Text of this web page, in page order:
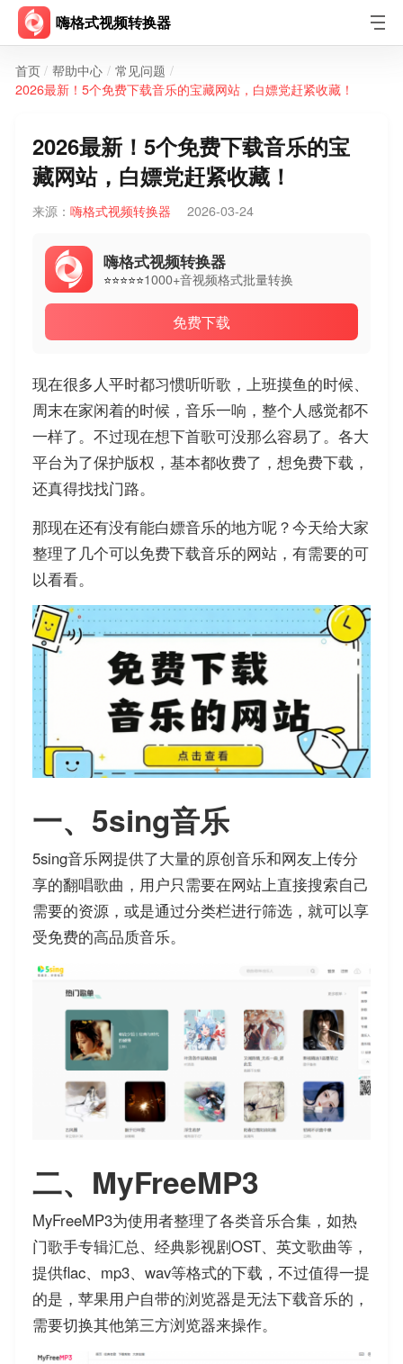
嗨格式视频转换器
首页 / 帮助中心 / 常见问题 /
2026最新！5个免费下载音乐的宝藏网站，白嫖党赶紧收藏！
2026最新！5个免费下载音乐的宝
藏网站，白嫖党赶紧收藏！
来源： 嗨格式视频转换器 2026-03-24
嗨格式视频转换器
⭐⭐⭐⭐⭐1000+音视频格式批量转换
免费下载
现在很多人平时都习惯听听歌，上班摸鱼的时候、
周末在家闲着的时候，音乐一响，整个人感觉都不
一样了。不过现在想下首歌可没那么容易了。各大
平台为了保护版权，基本都收费了，想免费下载，
还真得找找门路。
那现在还有没有能白嫖音乐的地方呢？今天给大家
整理了几个可以免费下载音乐的网站，有需要的可
以看看。
一、5sing音乐
5sing音乐网提供了大量的原创音乐和网友上传分
享的翻唱歌曲，用户只需要在网站上直接搜索自己
需要的资源，或是通过分类栏进行筛选，就可以享
受免费的高品质音乐。
二、MyFreeMP3
MyFreeMP3为使用者整理了各类音乐合集，如热
门歌手专辑汇总、经典影视剧OST、英文歌曲等，
提供flac、mp3、wav等格式的下载，不过值得一提
的是，苹果用户自带的浏览器是无法下载音乐的，
需要切换其他第三方浏览器来操作。